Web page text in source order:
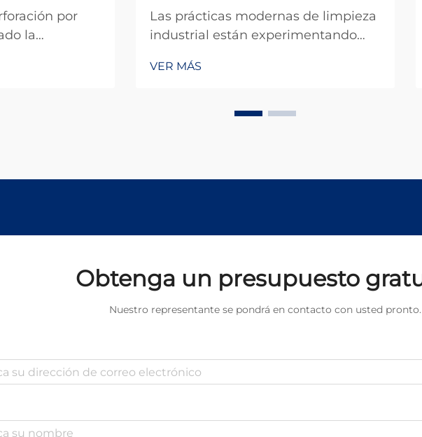
por
la
una exactitud
Las prácticas modernas de limpieza
industrial están experimentando
medida que las empresas buscan
respetuosas con el medio ambiente.
VER MÁS
Obtenga un presupuesto
Nuestro representante se pondrá en contacto con usted pronto.